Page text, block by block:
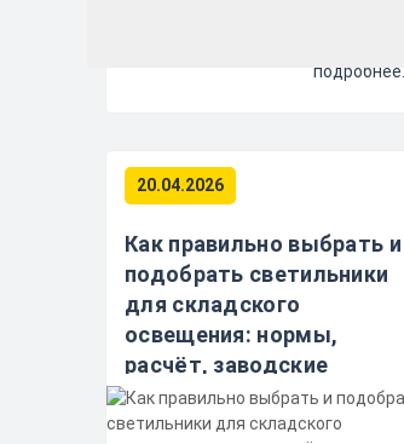
подробнее...
20.04.2026
Как правильно выбрать и
подобрать светильники
для складского
освещения: нормы,
расчёт, заводские
решения